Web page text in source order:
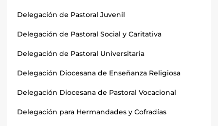
Delegación de Pastoral Juvenil
Delegación de Pastoral Social y Caritativa
Delegación de Pastoral Universitaria
Delegación Diocesana de Enseñanza Religiosa
Delegación Diocesana de Pastoral Vocacional
Delegación para Hermandades y Cofradías